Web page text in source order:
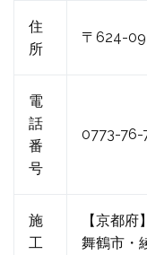
住
所
〒624-
電
話
番
号
0773-76-
施
工
【京都府】
舞鶴市・